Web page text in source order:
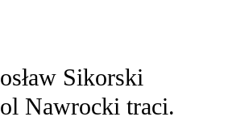
Sikorski
Nawrocki traci.